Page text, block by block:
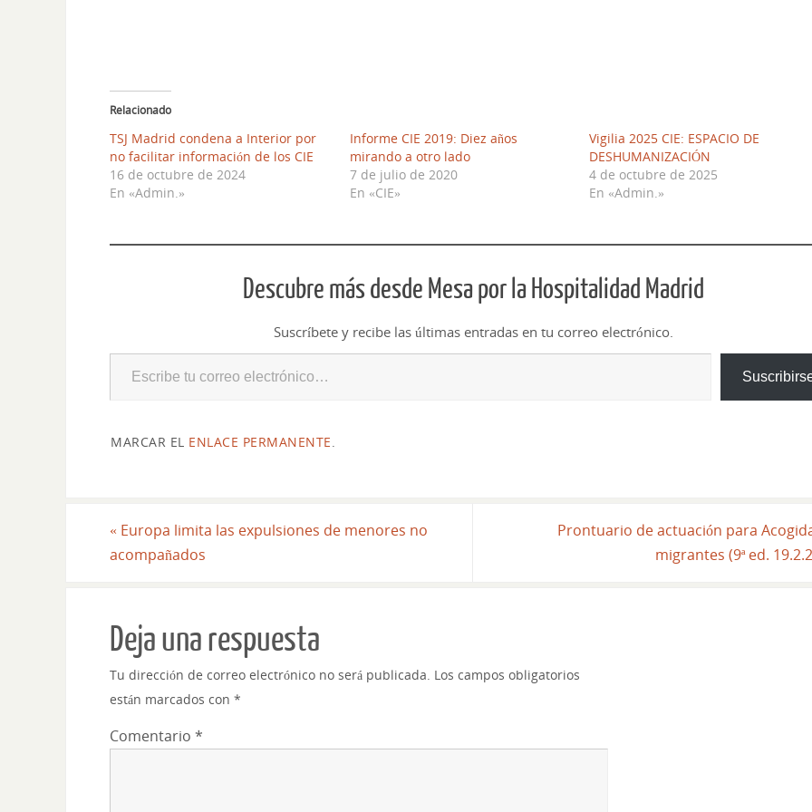
Relacionado
TSJ Madrid condena a Interior por
no facilitar información de los CIE
16 de octubre de 2024
En «Admin.»
Informe CIE 2019: Diez años
mirando a otro lado
7 de julio de 2020
En «CIE»
Vigilia 2025 CIE: ESPACIO DE
DESHUMANIZACIÓN
4 de octubre de 2025
En «Admin.»
Descubre más desde Mesa por la Hospitalidad Madrid
Suscríbete y recibe las últimas entradas en tu correo electrónico.
MARCAR EL ENLACE PERMANENTE.
« Europa limita las expulsiones de menores no
acompañados
Prontuario de actuación para
migrantes (9ª ed.
Deja una respuesta
Tu dirección de correo electrónico no será publicada. Los campos obligatorios
están marcados con *
Comentario *